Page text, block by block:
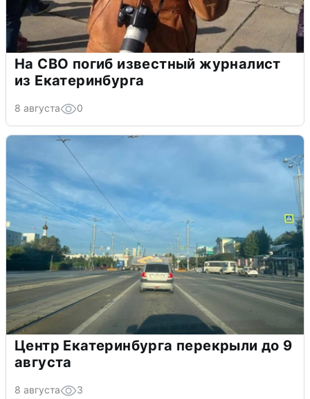
На СВО погиб известный журналист
из Екатеринбурга
8 августа 0
Центр Екатеринбурга перекрыли до 9
августа
8 августа 3